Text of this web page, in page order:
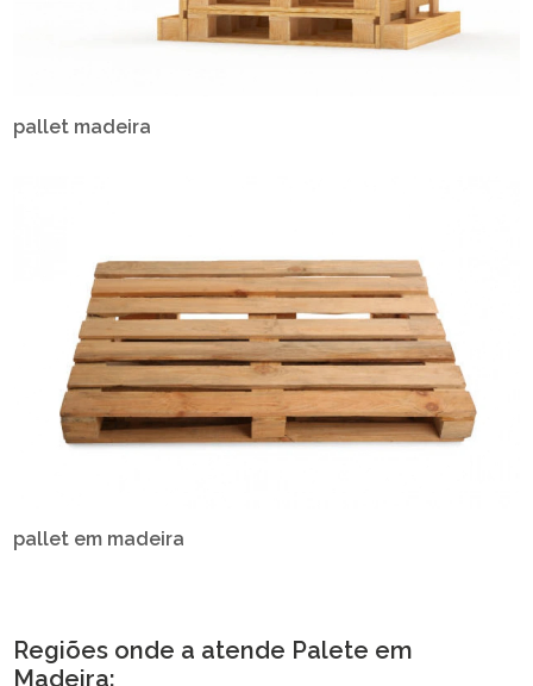
pallet madeira
pallet em madeira
Regiões onde a atende Palete em
Madeira: